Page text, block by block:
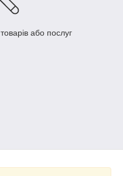
або послуг